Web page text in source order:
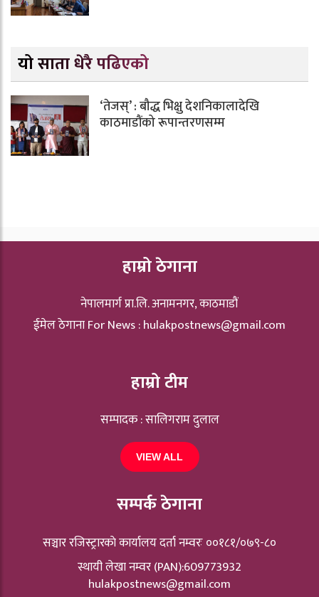
यो साता धेरै पढिएको
‘तेजस्’ : बौद्ध भिक्षु देशनिकालादेखि
काठमाडौंको रूपान्तरणसम्म
हाम्रो ठेगाना
नेपालमार्ग प्रा.लि. अनामनगर, काठमाडौं
ईमेल ठेगाना For News :hulakpostnews@gmail.com
हाम्रो टीम
सम्पादक : सालिगराम दुलाल
VIEW ALL
सम्पर्क ठेगाना
सञ्चार रजिस्ट्रारकाे कार्यालय दर्ता नम्वरः ००१८१/०७९-८०
स्थायी लेखा नम्वर (PAN):609773932
hulakpostnews@gmail.com